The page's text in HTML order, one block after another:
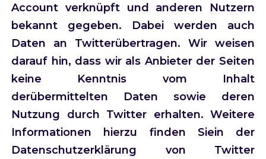
Account verknüpft und anderen Nutzern
bekannt gegeben. Dabei werden auch
Daten an Twitterübertragen. Wir weisen
darauf hin, dass wir als Anbieter der Seiten
keine Kenntnis vom Inhalt
derübermittelten Daten sowie deren
Nutzung durch Twitter erhalten. Weitere
Informationen hierzu finden Siein der
Datenschutzerklärung von Twitter